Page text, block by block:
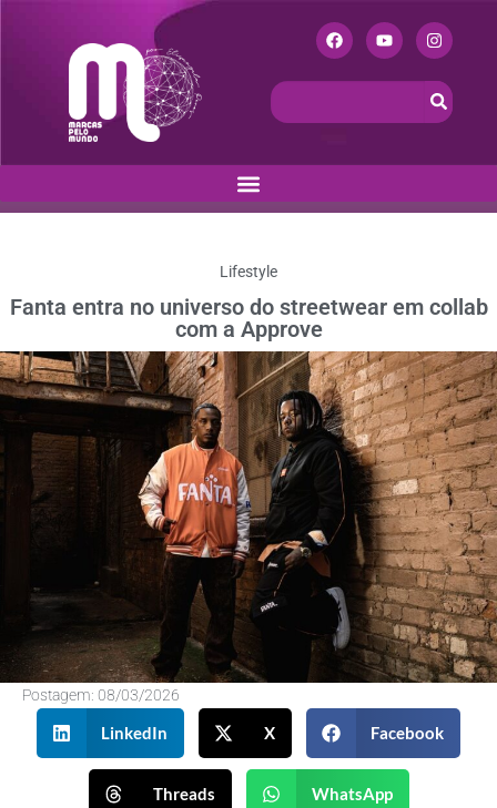
Lifestyle
Fanta entra no universo do streetwear em collab
com a Approve
Postagem: 08/03/2026
LinkedIn X Facebook
Threads WhatsApp